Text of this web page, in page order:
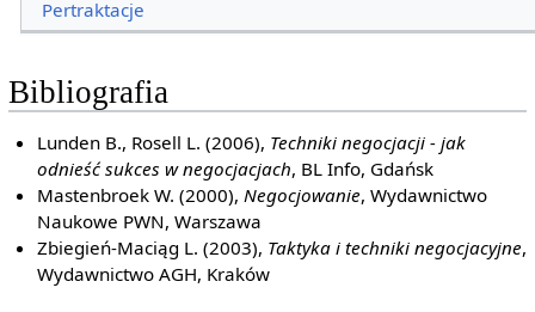
Pertraktacje
Bibliografia
Lunden B., Rosell L. (2006), Techniki negocjacji - jak
odnieść sukces w negocjacjach, BL Info, Gdańsk
Mastenbroek W. (2000), Negocjowanie, Wydawnictwo
Naukowe PWN, Warszawa
Zbiegień-Maciąg L. (2003), Taktyka i techniki negocjacyjne,
Wydawnictwo AGH, Kraków